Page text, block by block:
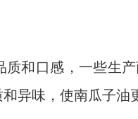
和口感，一些生
异味，使南瓜子油